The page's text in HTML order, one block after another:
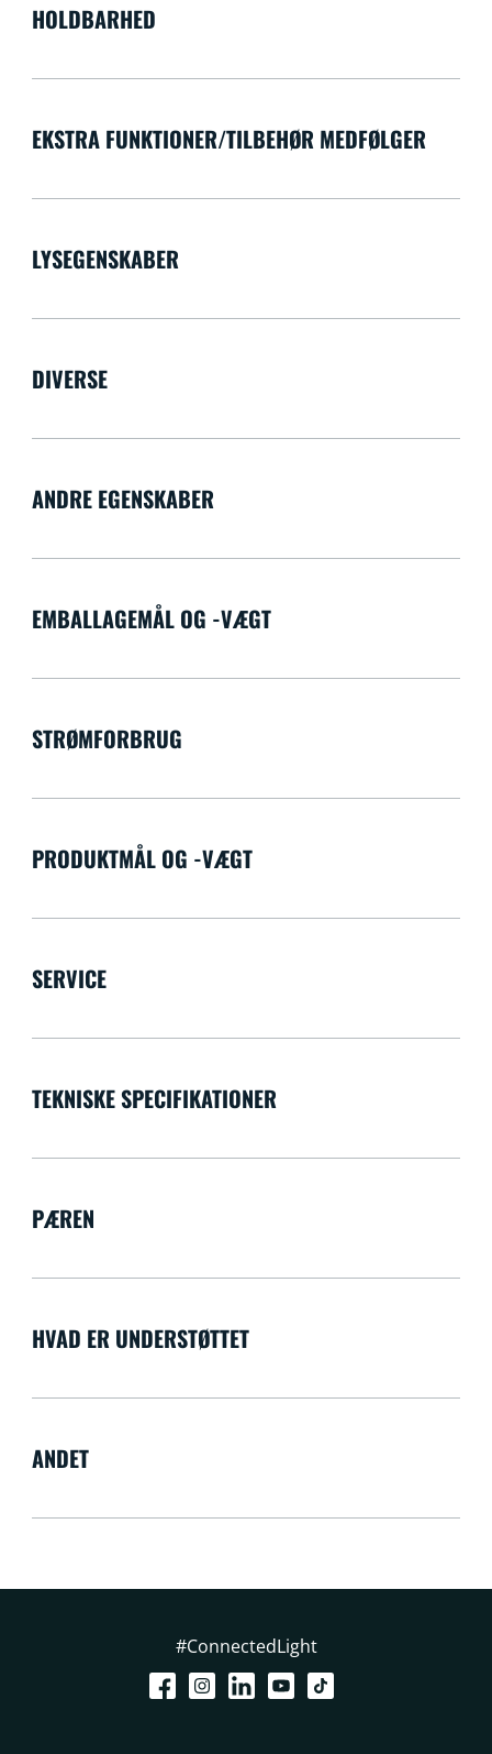
HOLDBARHED
EKSTRA FUNKTIONER/TILBEHØR MEDFØLGER
LYSEGENSKABER
DIVERSE
ANDRE EGENSKABER
EMBALLAGEMÅL OG -VÆGT
STRØMFORBRUG
PRODUKTMÅL OG -VÆGT
SERVICE
TEKNISKE SPECIFIKATIONER
PÆREN
HVAD ER UNDERSTØTTET
ANDET
#ConnectedLight